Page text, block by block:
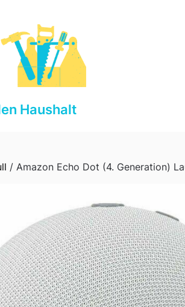
Haushalt
/ Amazon Echo Dot (4. Generation)